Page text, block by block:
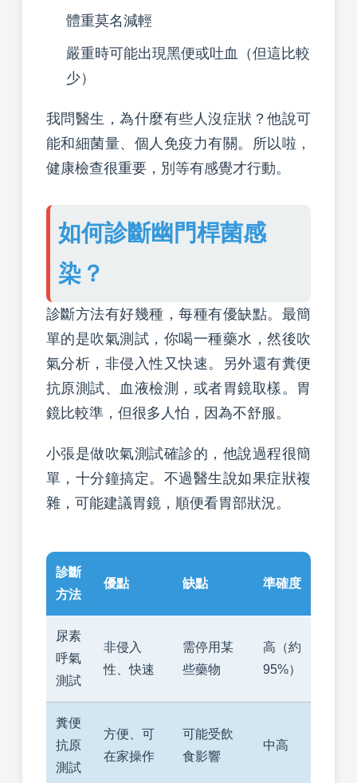
體重莫名減輕
嚴重時可能出現黑便或吐血（但這比較
少）
我問醫生，為什麼有些人沒症狀？他說可
能和細菌量、個人免疫力有關。所以啦，
健康檢查很重要，別等有感覺才行動。
如何診斷幽門桿菌感
染？
診斷方法有好幾種，每種有優缺點。最簡
單的是吹氣測試，你喝一種藥水，然後吹
氣分析，非侵入性又快速。另外還有糞便
抗原測試、血液檢測，或者胃鏡取樣。胃
鏡比較準，但很多人怕，因為不舒服。
小張是做吹氣測試確診的，他說過程很簡
單，十分鐘搞定。不過醫生說如果症狀複
雜，可能建議胃鏡，順便看胃部狀況。
診斷
方法
優點 缺點 準確度
尿素
呼氣
測試
非侵入
性、快速
需停用某
些藥物
高（約
95%）
糞便
抗原
測試
方便、可
在家操作
可能受飲
食影響
中高